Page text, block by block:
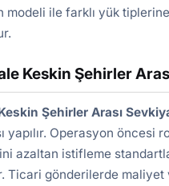
modeli ile farklı yük
Keskin Şehirler
Şehirler Arası
yapılır. Operasyon öncesi
azaltan istifleme
Ticari gönderilerde maliyet